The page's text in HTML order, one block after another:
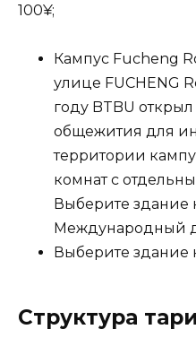
100¥;
Кампус Fucheng
улице FUCHENG
году BTBU
общежития для
территории
комнат с
Выберите здание
Международный
Выберите здание
Структура